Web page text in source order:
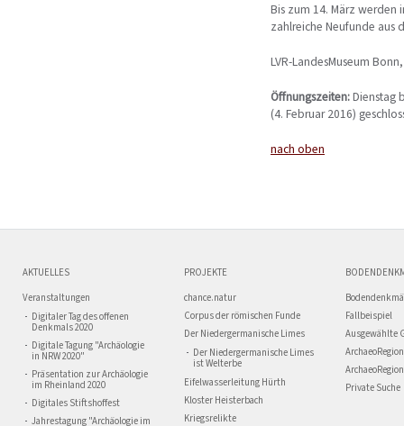
Bis zum 14. März werden
zahlreiche Neufunde aus
LVR-LandesMuseum
Öffnungszeiten:Dienstag
(4. Februar 2016)
nach oben
AKTUELLES
Veranstaltungen
Digitaler Tag des offenen
Denkmals 2020
Digitale Tagung "Archäologie
in NRW 2020"
Präsentation zur Archäologie
im Rheinland 2020
Digitales Stiftshoffest
Jahrestagung "Archäologie im
PROJEKTE
chance.natur
Corpus der römischen Funde
Der Niedergermanische Limes
Der Niedergermanische Limes
ist Welterbe
Eifelwasserleitung Hürth
Kloster Heisterbach
Kriegsrelikte
Fallbeispiel
Ausgewählte
Private Suche